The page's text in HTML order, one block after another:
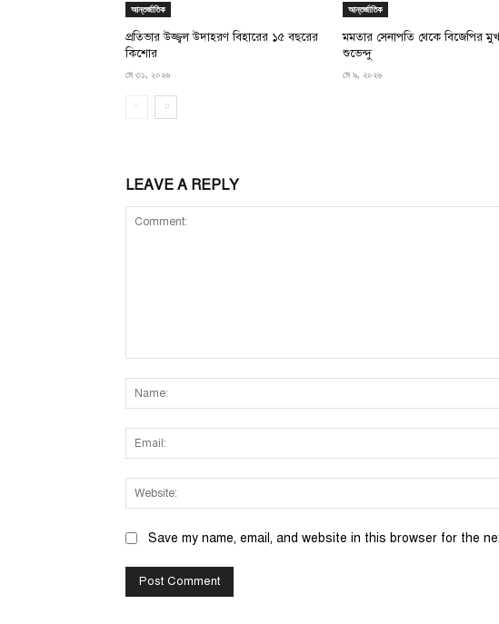
আন্তর্জাতিক
প্রতিভার উজ্জ্বল উদাহরণ বিহারের ১৫ বছরের
কিশোর
মে ৩১, ২০২৬
আন্তর্জাতিক
মমতার সেনাপতি থেকে বিজেপির
শুভেন্দু
মে ৯, ২০২৬
LEAVE A REPLY
Save my name, email, and website in this browser for the